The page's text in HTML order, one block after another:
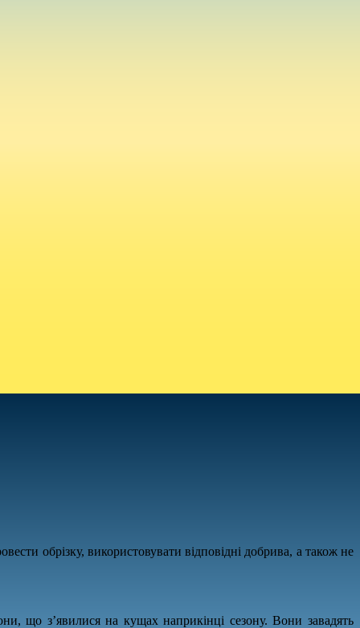
обрізку, використовувати відповідні добрива, а також не
що з’явилися на кущах наприкінці сезону. Вони завадять